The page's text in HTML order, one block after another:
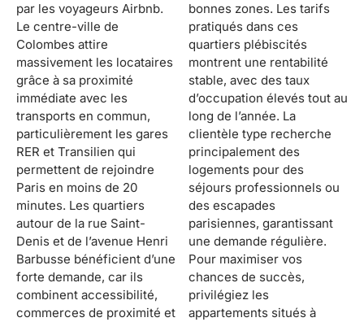
par les voyageurs Airbnb.
Le centre-ville de
Colombes attire
massivement les locataires
grâce à sa proximité
immédiate avec les
transports en commun,
particulièrement les gares
RER et Transilien qui
permettent de rejoindre
Paris en moins de 20
minutes. Les quartiers
autour de la rue Saint-
Denis et de l’avenue Henri
Barbusse bénéficient d’une
forte demande, car ils
combinent accessibilité,
commerces de proximité et
bonnes zones. Les tarifs
pratiqués dans ces
quartiers plébiscités
montrent une rentabilité
stable, avec des taux
d’occupation élevés tout au
long de l’année. La
clientèle type recherche
principalement des
logements pour des
séjours professionnels ou
des escapades
parisiennes, garantissant
une demande régulière.
Pour maximiser vos
chances de succès,
privilégiez les
appartements situés à